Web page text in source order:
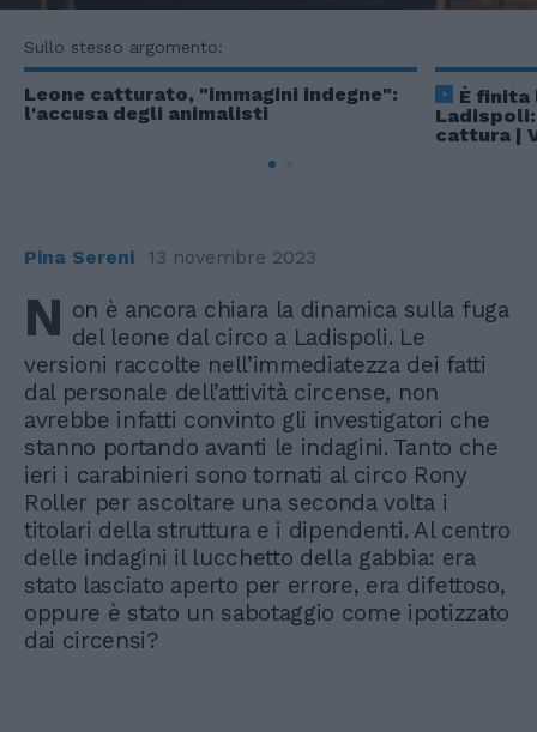
Sullo stesso argomento:
Leone catturato, "immagini indegne":
l'accusa degli animalisti
È finita
cattura |
Pina Sereni 13 novembre 2023
N on è ancora chiara la dinamica sulla fuga
del leone dal circo a Ladispoli. Le
versioni raccolte nell’immediatezza dei fatti
dal personale dell’attività circense, non
avrebbe infatti convinto gli investigatori che
stanno portando avanti le indagini. Tanto che
ieri i carabinieri sono tornati al circo Rony
Roller per ascoltare una seconda volta i
titolari della struttura e i dipendenti. Al centro
delle indagini il lucchetto della gabbia: era
stato lasciato aperto per errore, era difettoso,
oppure è stato un sabotaggio come ipotizzato
dai circensi?